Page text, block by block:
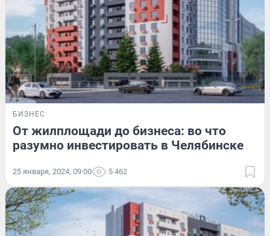
БИЗНЕС
От жилплощади до бизнеса: во что
разумно инвестировать в Челябинске
25 января, 2024, 09:00 5 462